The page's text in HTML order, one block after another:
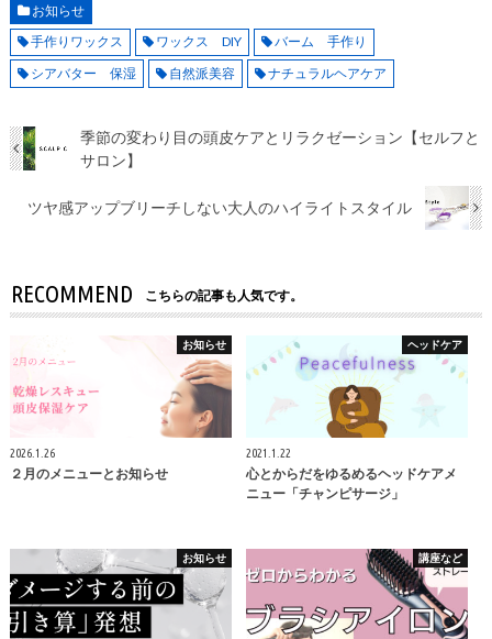
お知らせ
手作りワックス
ワックス DIY
バーム 手作り
シアバター 保湿
自然派美容 ナチュラルヘアケア
季節の変わり目の頭皮ケアとリラクゼーション【セルフと
サロン】
ツヤ感アップブリーチしない大人のハイライトスタイル
RECOMMEND こちらの記事も人気です。
お知らせ
2026.1.26
２月のメニューとお知らせ
ヘッドケア
2021.1.22
心とからだをゆるめるヘッドケアメ
ニュー「チャンピサージ」
お知らせ 講座など